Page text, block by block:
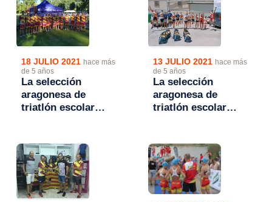
18 JULIO 2021 hace más
de 5 años
La selección
aragonesa de
triatlón escolar
de España
13 JULIO 2021 hace más
de 5 años
La selección
aragonesa de
triatlón escolar
España por
Autonomías